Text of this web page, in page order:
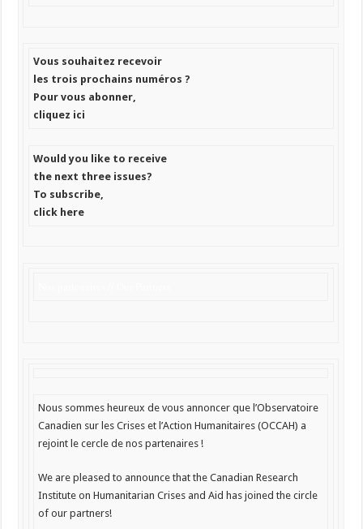
Vous souhaitez recevoir
les trois prochains numéros ?
Pour vous abonner,
cliquez ici
Would you like to receive
the next three issues?
To subscribe,
click here
Nous sommes heureux de vous annoncer que l’Observatoire
Canadien sur les Crises et l’Action Humanitaires (OCCAH) a
rejoint le cercle de nos partenaires !
We are pleased to announce that the Canadian Research
Institute on Humanitarian Crises and Aid has joined the circle
of our partners!